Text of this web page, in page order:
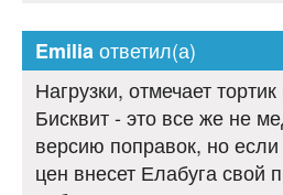
Emiliaответил(а)
Нагрузки, отмечает
Бисквит - это все же не
версию поправок, но
цен внесет Елабуга свой